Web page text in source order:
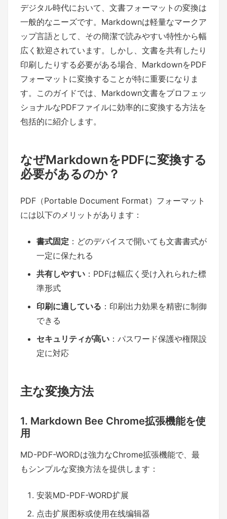
デジタル時代において、文書フォーマットの変換は
一般的なニーズです。Markdownは軽量なマークア
ップ言語として、その簡潔で読みやすい特性から幅
広く歓迎されています。しかし、文書を共有したり
印刷したりする必要がある場合、MarkdownをPDF
フォーマットに変換することが特に重要になりま
す。このガイドでは、Markdown文書をプロフェッ
ショナルなPDFファイルに効率的に変換する方法を
包括的に紹介します。
なぜMarkdownをPDFに変換する
必要があるのか？
PDF（Portable Document Format）フォーマット
には以下のメリットがあります：
書式固定 ：どのデバイスで開いても文書書式が
一定に保たれる
共有しやすい ：PDFは幅広く受け入れられた標
準形式
印刷に適している ：印刷出力効果を精密に制御
できる
セキュリティが高い ：パスワード保護や権限設
定に対応
主な変換方法
1. Markdown Bee Chrome拡張機能を使
用
MD-PDF-WORDは強力なChrome拡張機能で、最
もシンプルな変換方法を提供します：
安装MD-PDF-WORD扩展
点击扩展图标或使用在线编辑器